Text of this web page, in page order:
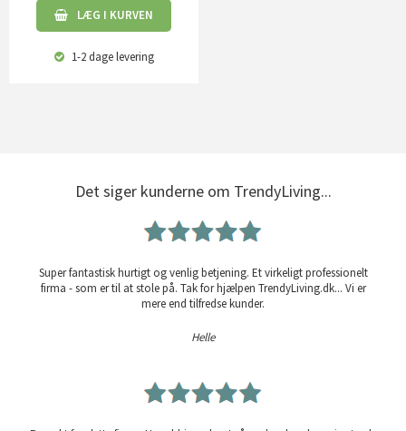
LÆG I KURVEN
1-2 dagelevering
Det siger kunderne om TrendyLiving...
Super fantastisk hurtigt og venlig betjening. Et virkeligt professionelt
firma - som er til at stole på. Tak for hjælpen TrendyLiving.dk... Vi er
mere end tilfredse kunder.
Helle